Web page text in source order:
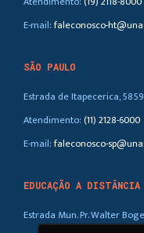
E-mail:faleconosco-
SÃO PAULO
Estrada de Itapecerica,
Atendimento:(11) 2128-6000
E-mail:faleconosco-
EDUCAÇÃO A DISTÂNCIA
Estrada Mun. Pr. Walter